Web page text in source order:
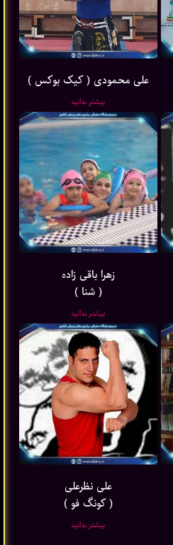
علی محمودی ( کیک بوکس )
بیشتر بدانید
زهرا باقی ‌زاده
( شنا )
بیشتر بدانید
علی نظرعلی
( کونگ فو )
بیشتر بدانید